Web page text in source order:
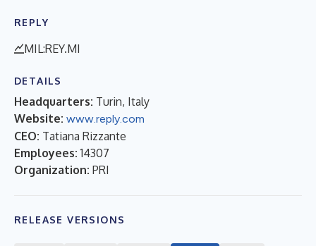
REPLY
MIL:REY.MI
DETAILS
Headquarters: Turin, Italy
Website: www.reply.com
CEO: Tatiana Rizzante
Employees: 14307
Organization: PRI
RELEASE VERSIONS